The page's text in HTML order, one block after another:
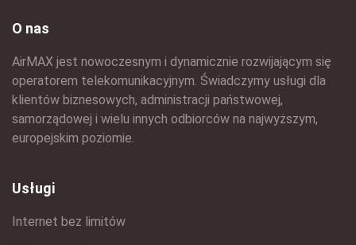
O nas
AirMAX jest nowoczesnym i dynamicznie rozwijającym się
operatorem telekomunikacyjnym. Świadczymy usługi dla
klientów biznesowych, administracji państwowej,
samorządowej i wielu innych odbiorców na najwyższym,
europejskim poziomie.
Usługi
Internet bez limitów